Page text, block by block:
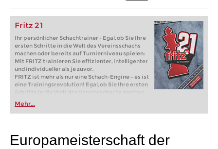
Fritz 21
Ihr persönlicher Schachtrainer - Egal, ob Sie Ihre
ersten Schritte in die Welt des Vereinsschachs
machen oder bereits auf Turnierniveau spielen:
Mit FRITZ trainieren Sie effizienter, intelligenter
und individueller als je zuvor.
FRITZ ist mehr als nur eine Schach-Engine – es ist
eine Trainingsrevolution! Egal, ob Sie Ihre ersten
Schritte in die Welt des Vereinsschachs machen
oder bereits auf Turnierniveau spielen: Mit
FRITZ trainieren Sie effizienter, intelligenter und
individueller als je zuvor.
Mehr...
Europameisterschaft der